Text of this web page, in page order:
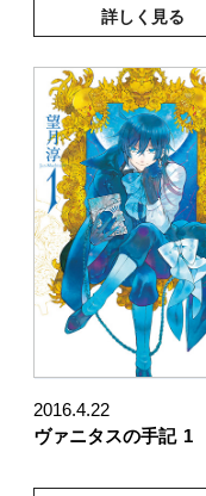
詳しく見る
2016.4.22
ヴァニタスの手記 1